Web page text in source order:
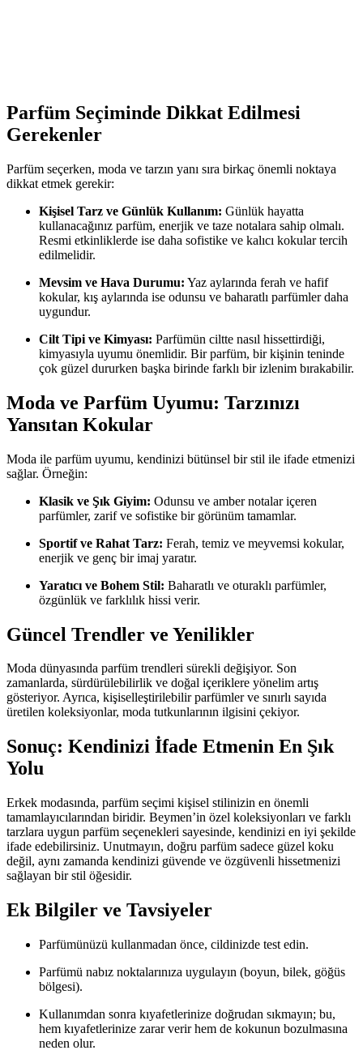
Parfüm Seçiminde Dikkat Edilmesi
Gerekenler
Parfüm seçerken, moda ve tarzın yanı sıra birkaç önemli noktaya
dikkat etmek gerekir:
Kişisel Tarz ve Günlük Kullanım: Günlük hayatta
kullanacağınız parfüm, enerjik ve taze notalara sahip olmalı.
Resmi etkinliklerde ise daha sofistike ve kalıcı kokular tercih
edilmelidir.
Mevsim ve Hava Durumu: Yaz aylarında ferah ve hafif
kokular, kış aylarında ise odunsu ve baharatlı parfümler daha
uygundur.
Cilt Tipi ve Kimyası: Parfümün ciltte nasıl hissettirdiği,
kimyasıyla uyumu önemlidir. Bir parfüm, bir kişinin teninde
çok güzel dururken başka birinde farklı bir izlenim bırakabilir.
Moda ve Parfüm Uyumu: Tarzınızı
Yansıtan Kokular
Moda ile parfüm uyumu, kendinizi bütünsel bir stil ile ifade etmenizi
sağlar. Örneğin:
Klasik ve Şık Giyim: Odunsu ve amber notalar içeren
parfümler, zarif ve sofistike bir görünüm tamamlar.
Sportif ve Rahat Tarz: Ferah, temiz ve meyvemsi kokular,
enerjik ve genç bir imaj yaratır.
Yaratıcı ve Bohem Stil: Baharatlı ve oturaklı parfümler,
özgünlük ve farklılık hissi verir.
Güncel Trendler ve Yenilikler
Moda dünyasında parfüm trendleri sürekli değişiyor. Son
zamanlarda, sürdürülebilirlik ve doğal içeriklere yönelim artış
gösteriyor. Ayrıca, kişiselleştirilebilir parfümler ve sınırlı sayıda
üretilen koleksiyonlar, moda tutkunlarının ilgisini çekiyor.
Sonuç: Kendinizi İfade Etmenin En Şık
Yolu
Erkek modasında, parfüm seçimi kişisel stilinizin en önemli
tamamlayıcılarından biridir. Beymen’in özel koleksiyonları ve farklı
tarzlara uygun parfüm seçenekleri sayesinde, kendinizi en iyi şekilde
ifade edebilirsiniz. Unutmayın, doğru parfüm sadece güzel koku
değil, aynı zamanda kendinizi güvende ve özgüvenli hissetmenizi
sağlayan bir stil öğesidir.
Ek Bilgiler ve Tavsiyeler
Parfümünüzü kullanmadan önce, cildinizde test edin.
Parfümü nabız noktalarınıza uygulayın (boyun, bilek, göğüs
bölgesi).
Kullanımdan sonra kıyafetlerinize doğrudan sıkmayın; bu,
hem kıyafetlerinize zarar verir hem de kokunun bozulmasına
neden olur.